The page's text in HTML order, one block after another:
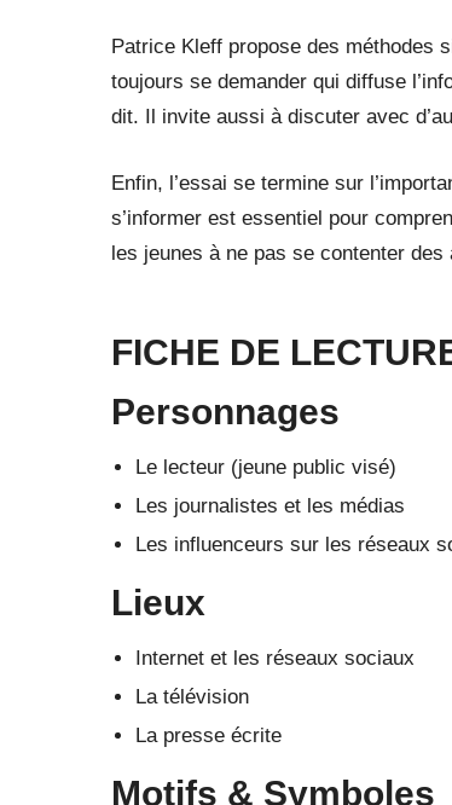
Patrice Kleff propose des méthodes
toujours se demander qui diffuse
dit. Il invite aussi à discuter avec
Enfin, l’essai se termine sur
s’informer est essentiel pour
les jeunes à ne pas se contenter
FICHE DE
Personnages
Le lecteur (jeune public visé)
Les journalistes et les médias
Les influenceurs sur les réseaux
Lieux
Internet et les réseaux sociaux
La télévision
La presse écrite
Motifs & Symboles